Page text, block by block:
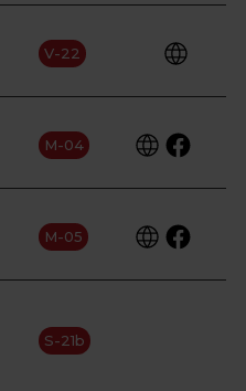
V-22
M-04
M-05
S-21b